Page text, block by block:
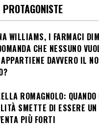
PROTAGONISTE
WILLIAMS, I FARMACI
CHE NESSUNO
DAVVERO IL
ROMAGNOLO:
SMETTE DI ESSERE UN
PIÙ FORTI